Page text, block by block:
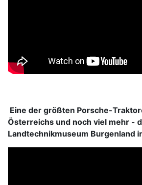
Eine der größten Porsche-
Österreichs und noch viel mehr -
Landtechnikmuseum Burgenland